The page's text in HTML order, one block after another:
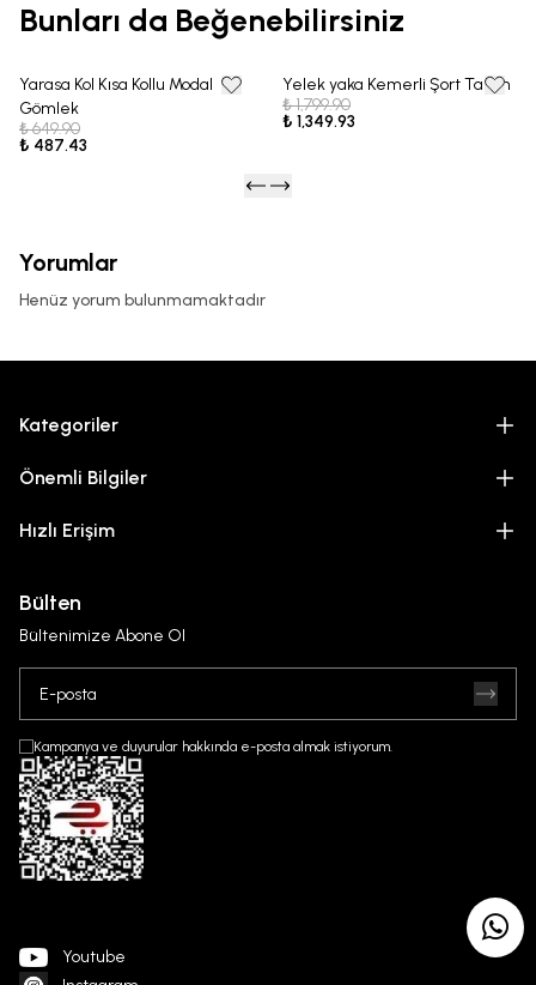
Bunları da Beğenebilirsiniz
25% OFF
Yarasa Kol Kısa Kollu Modal
Gömlek
₺ 649.90
₺ 487.43
25% OFF
Yelek yaka Kemerli Şort Takım
₺ 1,799.90
₺ 1,349.93
Yorumlar
Henüz yorum bulunmamaktadır
Kategoriler
Önemli Bilgiler
Hızlı Erişim
Bülten
Bültenimize Abone Ol
Kampanya ve duyurular hakkında e-posta almak istiyorum.
Youtube